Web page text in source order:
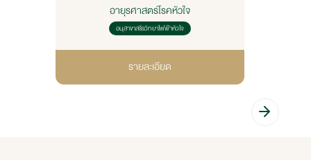
อายุรศาสตร์โรคหัวใจ
อนุสาขาสรีรวิทยาไฟฟ้าหัวใจ
รายละเอียด